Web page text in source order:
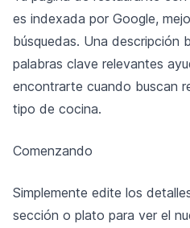
es indexada por Google,
búsquedas. Una descripción
palabras clave relevantes
encontrarte cuando buscan
tipo de cocina.
Comenzando
Simplemente edite los
sección o plato para ver el